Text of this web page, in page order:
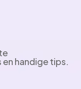
handige tips.